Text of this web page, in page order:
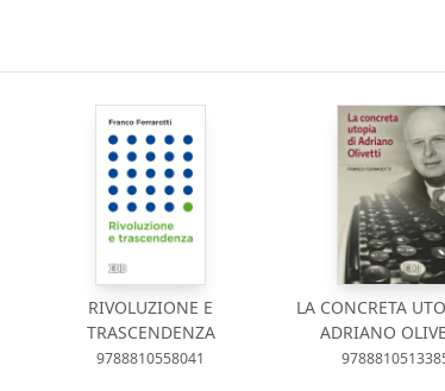
RIVOLUZIONE E
TRASCENDENZA
9788810558041
LA CONCRETA
ADRIANO